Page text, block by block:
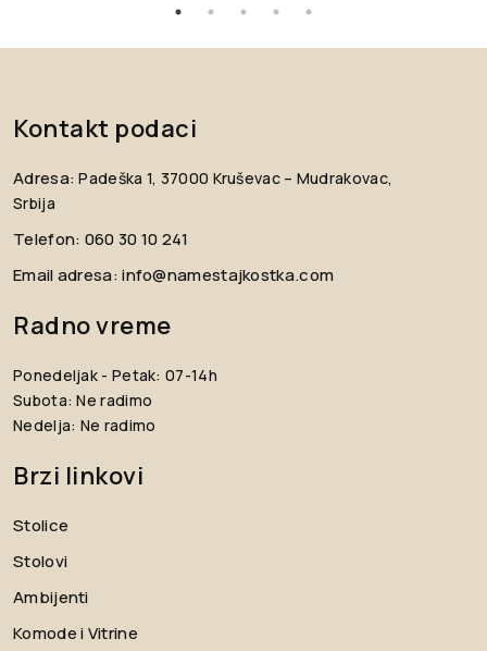
Kontakt podaci
Adresa:Padeška 1, 37000 Kruševac – Mudrakovac,
Srbija
Telefon: 060 30 10 241
Email adresa:info@namestajkostka.com
Radno vreme
Ponedeljak - Petak: 07-14h
Subota: Ne radimo
Nedelja: Ne radimo
Brzi linkovi
Stolice
Stolovi
Ambijenti
Komode i Vitrine